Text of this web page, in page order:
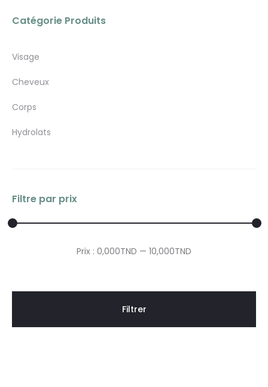
Catégorie Produits
Visage
Cheveux
Corps
Hydrolats
Filtre par prix
Prix
Prix
Filtrer
Prix : 0,000TND — 10,000TND